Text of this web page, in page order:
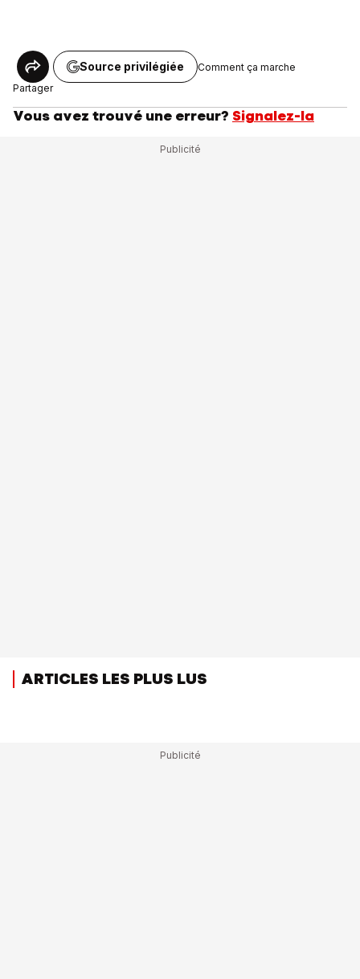
Partager
Source privilégiée Comment ça marche
Vous avez trouvé une erreur? Signalez-la
ARTICLES LES PLUS LUS